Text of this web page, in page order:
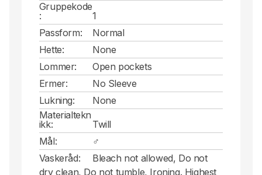
Gruppekode
:
1
Passform:
Normal
Hette:
None
Lommer:
Open pockets
Ermer:
No Sleeve
Lukning:
None
Materialtekn
ikk:
Twill
Mål:
♂
Vaskeråd:
Bleach not allowed, Do not
dry clean, Do not tumble, Ironing. Highest